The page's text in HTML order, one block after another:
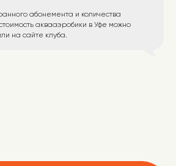
абонемента и количества
аквааэробики в Уфе можно
на сайте клуба.